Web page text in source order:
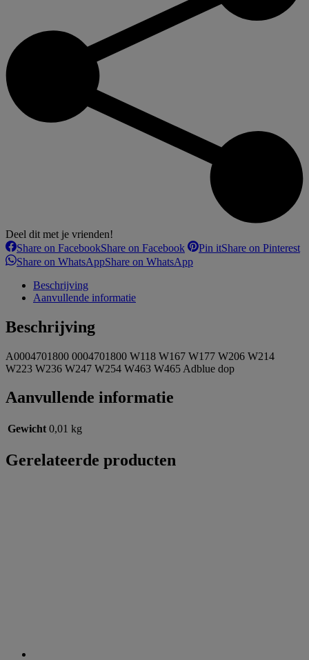
Deel dit met je vrienden!
Share on FacebookShare on Facebook Pin itShare on Pinterest
Share on WhatsAppShare on WhatsApp
Beschrijving
Aanvullende informatie
Beschrijving
A0004701800 0004701800 W118 W167 W177 W206 W214
W223 W236 W247 W254 W463 W465 Adblue dop
Aanvullende informatie
Gewicht 0,01 kg
Gerelateerde producten